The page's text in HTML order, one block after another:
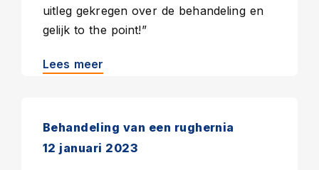
uitleg gekregen over de behandeling en
gelijk to the point!”
Lees meer
Behandeling van een rughernia
12 januari 2023